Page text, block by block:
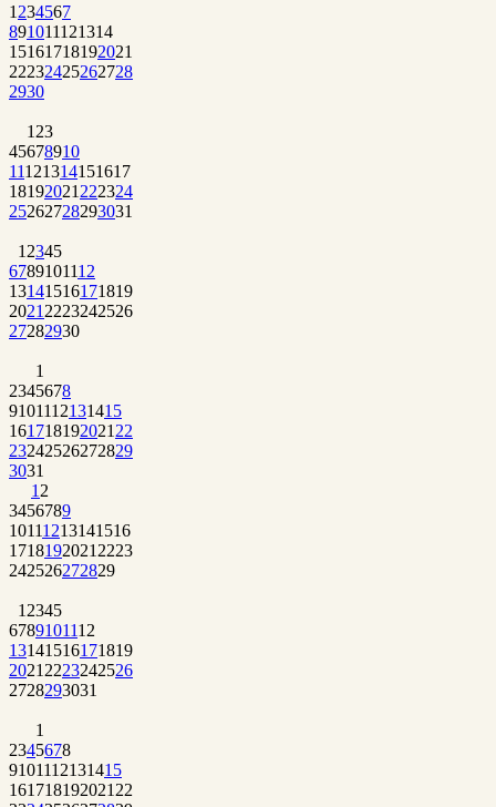
1 234567
891011121314
15161718192021
22232425262728
2930
1 23
45678910
11121314151617
18192021 222324
25262728293031
1 2345
6789101112
13141516171819
2021 2223242526
27282930
1
2345678
9101112131415
161718192021 22
23242526272829
3031
1 2
3456789
10111213141516
1718192021 2223
242526272829
1 2345
6789101112
13141516171819
2021 2223242526
2728293031
1
2345678
9101112131415
161718192021 22